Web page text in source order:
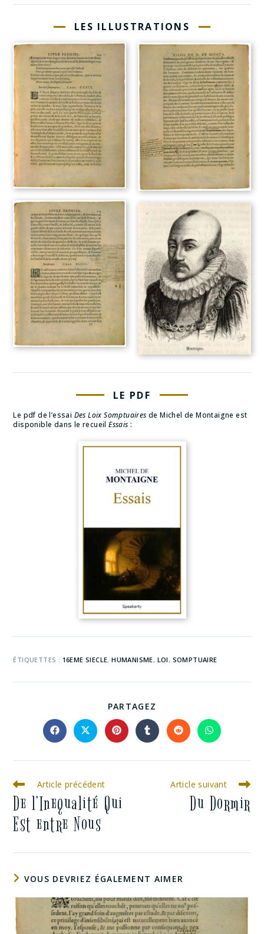
LES ILLUSTRATIONS
LE PDF
Le pdf de l’essai Des Loix Somptuaires de Michel de Montaigne est
disponible dans le recueilEssais :
ÉTIQUETTES : 16EME SIECLE, HUMANISME, LOI, SOMPTUAIRE
PARTAGEZ
Article précédent
De l’Inequalité Qui
Est entre Nous
Article suivant
Du Dormir
VOUS DEVRIEZ ÉGALEMENT AIMER